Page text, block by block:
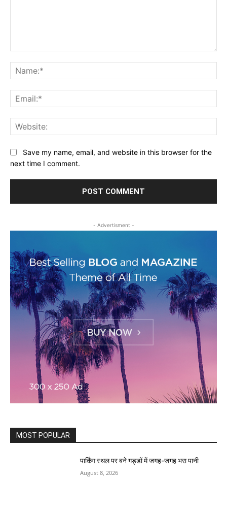
Save my name, email, and website in this browser for the
next time I comment.
- Advertisment -
MOST POPULAR
पार्किंग स्थल पर बने गड्डों में जगह-जगह भरा पानी
August 8, 2026